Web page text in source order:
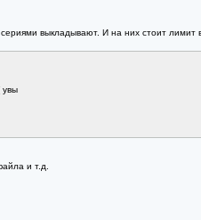
выкладывают. И на них стоит лимит
увы
и т.д.